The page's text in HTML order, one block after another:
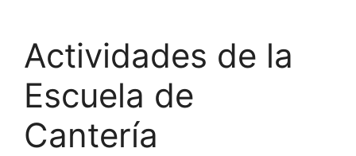
Actividades de la
Escuela de
Cantería